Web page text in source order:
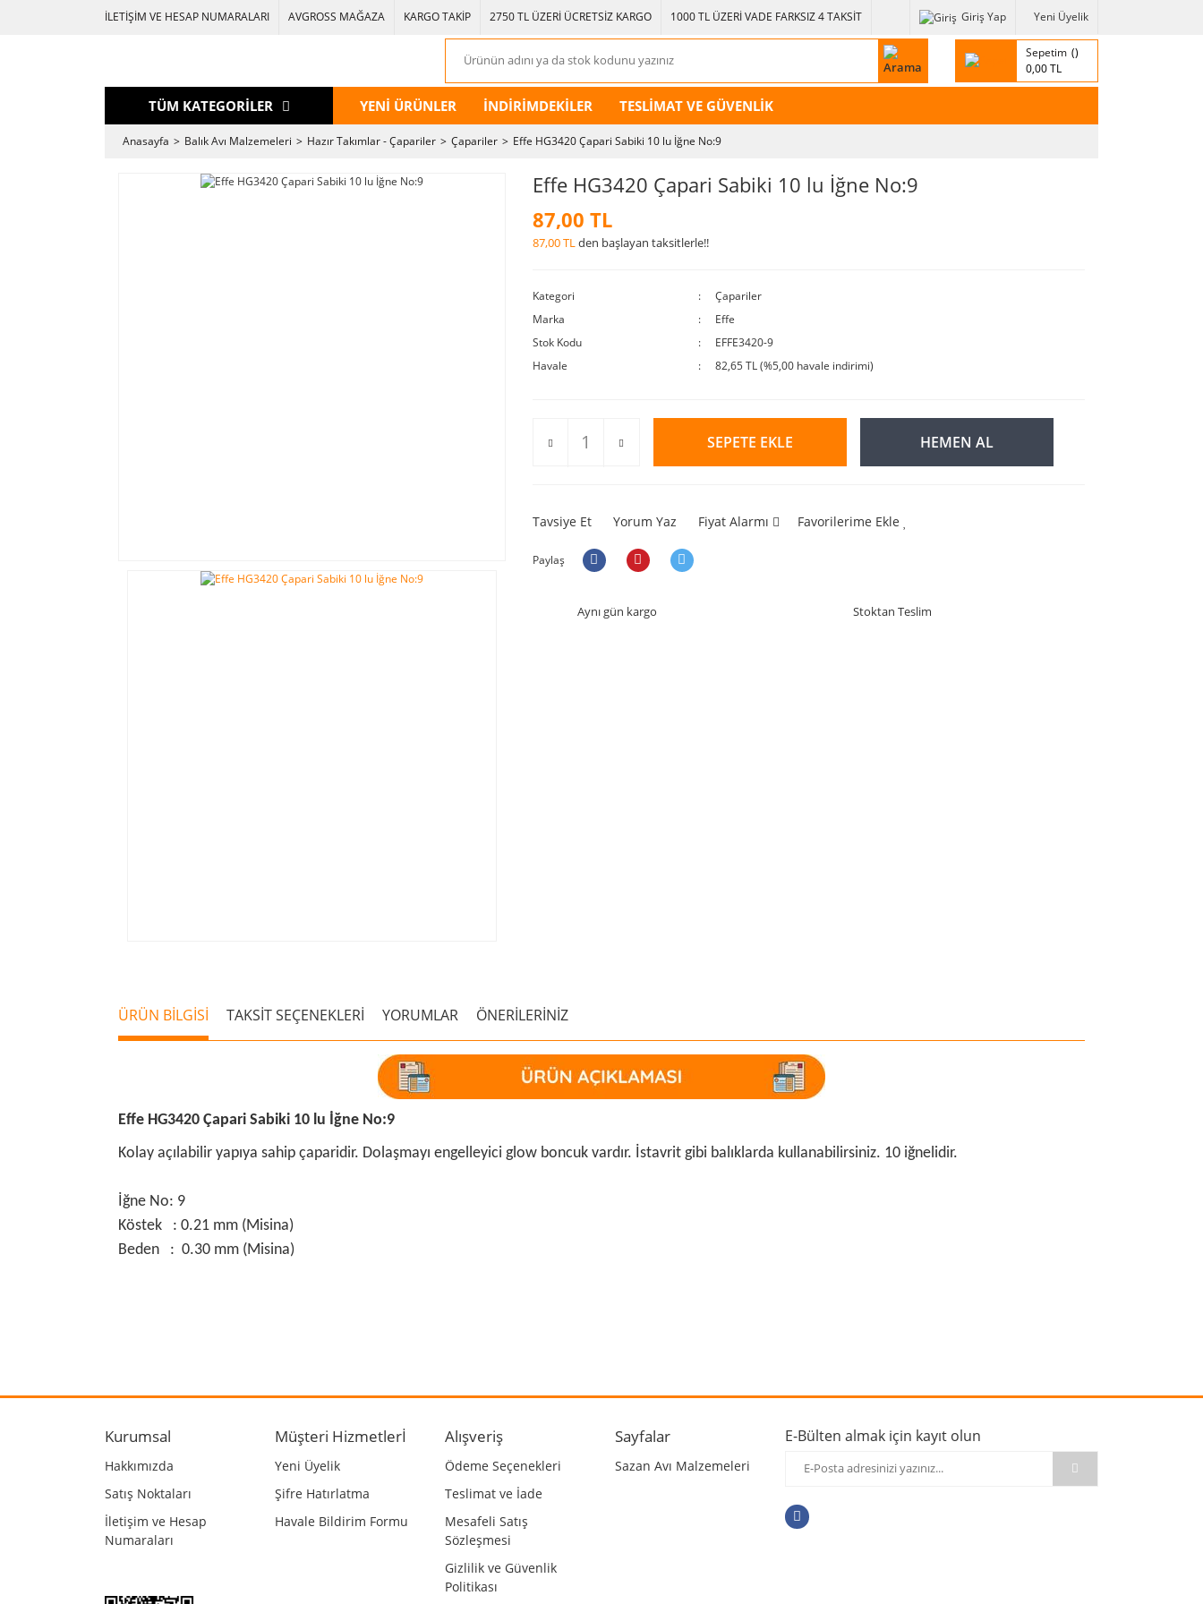
İLETİŞİM VE HESAP NUMARALARI AVGROSS MAĞAZA KARGO TAKİP 2750 TL ÜZERİ ÜCRETSİZ KARGO 1000 TL ÜZERİ VADE FARKSIZ 4 TAKSİT Giriş Yap Yeni Üyelik
Sepetim
0,00 TL
TÜM KATEGORİLER YENİ ÜRÜNLER İNDİRİMDEKİLER TESLİMAT VE GÜVENLİK
Anasayfa Balık Avı Malzemeleri Hazır Takımlar - Çapariler Çapariler Effe HG3420 Çapari Sabiki 10 lu İğne No:9
Effe HG3420 Çapari Sabiki 10 lu İğne No:9
87,00 TL
87,00 TLden başlayan taksitlerle!!
Kategori
Çapariler
Marka
Effe
Stok Kodu
EFFE3420-9
Havale
82,65 TL (%5,00 havale indirimi)
SEPETE EKLE HEMEN AL
Tavsiye Et Yorum Yaz Fiyat Alarmı Favorilerime Ekle
Paylaş
Aynı gün kargo Stoktan Teslim
ÜRÜN BİLGİSİ TAKSİT SEÇENEKLERİ YORUMLAR ÖNERİLERİNİZ
Effe HG3420 Çapari Sabiki 10 lu İğne No:9
Kolay açılabilir yapıya sahip çaparidir. Dolaşmayı engelleyici glow boncuk vardır. İstavrit gibi balıklarda kullanabilirsiniz. 10 iğnelidir.
İğne No: 9
Köstek : 0.21 mm (Misina)
Beden : 0.30 mm (Misina)
Ürün resmi kalitesiz, bozuk veya görüntülenemiyor.
Ürün bilgilerinde hatalar bulunuyor.
Ürün fiyatı diğer sitelerden daha pahalı.
Bu ürüne benzer farklı alternatifler olmalı.
Kurumsal
Hakkımızda
Satış Noktaları
İletişim ve Hesap
Numaraları
Müşteri Hizmetlerİ
Yeni Üyelik
Şifre Hatırlatma
Havale Bildirim Formu
Alışveriş
Ödeme Seçenekleri
Teslimat ve İade
Mesafeli Satış
Sözleşmesi
Gizlilik ve Güvenlik
Politikası
Sayfalar
Sazan Avı Malzemeleri
E-Bülten almak için kayıt olun